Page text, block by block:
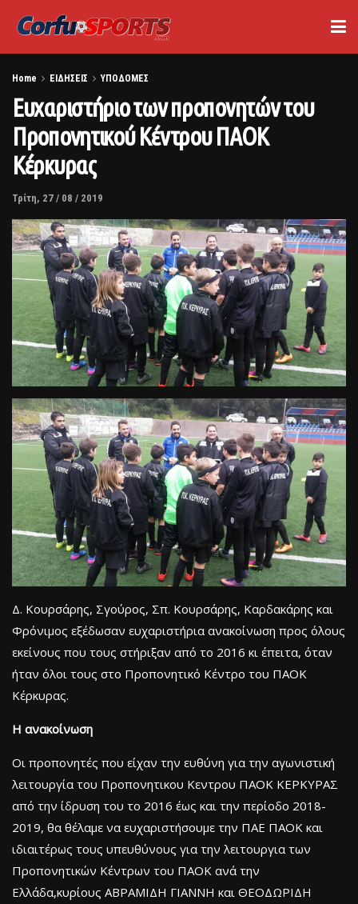
Home ΕΙΔΗΣΕΙΣ ΥΠΟΔΟΜΕΣ
Ευχαριστήριο των προπονητών του
Προπονητικού Κέντρου ΠΑΟΚ
Κέρκυρας
Τρίτη, 27 / 08 / 2019
Δ. Κουρσάρης, Σγούρος, Σπ. Κουρσάρης, Καρδακάρης και
Φρόνιμος εξέδωσαν ευχαριστήρια ανακοίνωση προς όλους
εκείνους που τους στήριξαν από το 2016 κι έπειτα, όταν
ήταν όλοι τους στο Προπονητικό Κέντρο του ΠΑΟΚ
Κέρκυρας.
Η ανακοίνωση
Οι προπονητές που είχαν την ευθύνη για την αγωνιστική
λειτουργία του Προπονητικου Κεντρου ΠΑΟΚ ΚΕΡΚΥΡΑΣ
από την ίδρυση του το 2016 έως και την περίοδο 2018-
2019, θα θέλαμε να ευχαριστήσουμε την ΠΑΕ ΠΑΟΚ και
ιδιαιτέρως τους υπευθύνους για την λειτουργια των
Προπονητικών Κέντρων του ΠΑΟΚ ανά την
Ελλάδα,κυρίους ΑΒΡΑΜΙΔΗ ΓΙΑΝΝΗ και ΘΕΟΔΩΡΙΔΗ